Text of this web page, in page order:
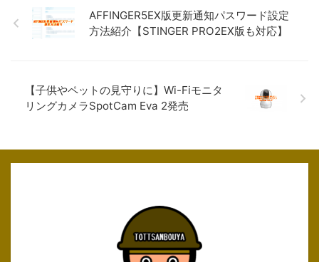
入しました！ Guitar Labとい
うZOOMから提供されている
アプリをパソコンにインスト
合わせて自分好みの音を作る
ことができます。 しかも、
Cubace LEという有名なDAW
AFFINGER5EX版更新通知パスワード設定
方法紹介【STINGER PRO2EX版も対応】
【子供やペットの見守りに】Wi-Fiモニタ
リングカメラSpotCam Eva 2発売